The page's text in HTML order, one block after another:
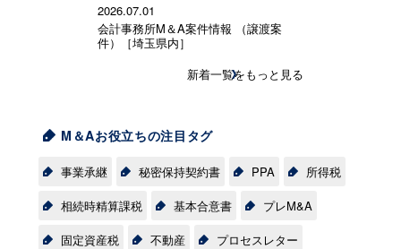
2026.07.01
会計事務所M＆A案件情報 （譲渡案
件）［埼玉県内］
新着一覧をもっと見る
M＆Aお役立ちの注目タグ
事業承継 秘密保持契約書 PPA
所得税
相続時精算課税
基本合意書
プレM&A
固定資産税
不動産
プロセスレター